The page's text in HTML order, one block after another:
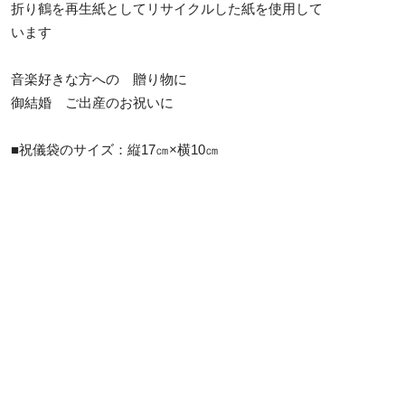
折り鶴を再生紙としてリサイクルした紙を使用して
います
音楽好きな方への 贈り物に
御結婚 ご出産のお祝いに
■祝儀袋のサイズ：縦17㎝×横10㎝